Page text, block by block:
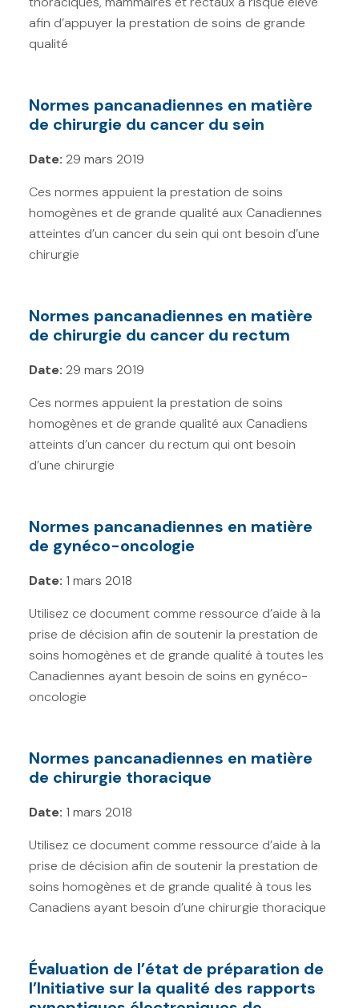
Soins virtuels (0)
Facteur de risque
Mesures du système de lutte
contre le cancer
afin d’appuyer la prestation de soins de grande
qualité
Normes pancanadiennes en matière
de chirurgie du cancer du sein
Date: 29 mars 2019
Ces normes appuient la prestation de soins
homogènes et de grande qualité aux Canadiennes
atteintes d’un cancer du sein qui ont besoin d’une
chirurgie
Normes pancanadiennes en matière
de chirurgie du cancer du rectum
Date: 29 mars 2019
Ces normes appuient la prestation de soins
homogènes et de grande qualité aux Canadiens
atteints d’un cancer du rectum qui ont besoin
d’une chirurgie
Normes pancanadiennes en matière
de gynéco-oncologie
Date: 1 mars 2018
Utilisez ce document comme ressource d’aide à la
prise de décision afin de soutenir la prestation de
soins homogènes et de grande qualité à toutes les
Canadiennes ayant besoin de soins en gynéco-
oncologie
Normes pancanadiennes en matière
de chirurgie thoracique
Date: 1 mars 2018
Utilisez ce document comme ressource d’aide à la
prise de décision afin de soutenir la prestation de
soins homogènes et de grande qualité à tous les
Canadiens ayant besoin d’une chirurgie thoracique
Évaluation de l’état de préparation de
l’Initiative sur la qualité des rapports